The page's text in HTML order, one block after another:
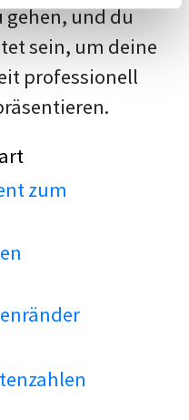
gehen, und du
sein, um deine
professionell
zum